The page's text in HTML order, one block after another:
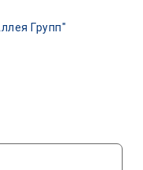
Групп"